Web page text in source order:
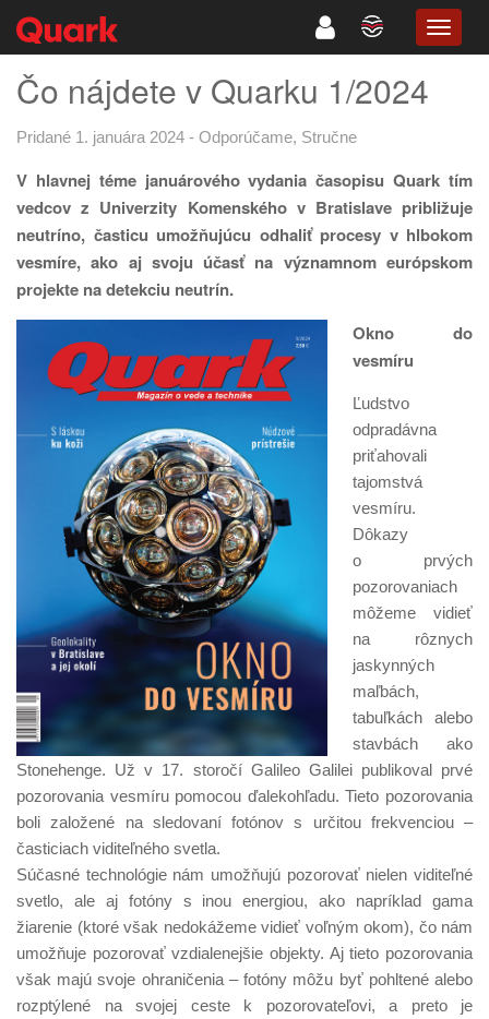
Čo nájdete v Quarku 1/2024
Pridané 1. januára 2024 - Odporúčame, Stručne
V hlavnej téme januárového vydania časopisu Quark tím
vedcov z Univerzity Komenského v Bratislave približuje
neutríno, časticu umožňujúcu odhaliť procesy v hlbokom
vesmíre, ako aj svoju účasť na významnom európskom
projekte na detekciu neutrín.
Okno do
vesmíru
Ľudstvo
odpradávna
priťahovali
tajomstvá
vesmíru.
Dôkazy
o prvých
pozorovaniach
môžeme vidieť
na rôznych
jaskynných
maľbách,
tabuľkách alebo
stavbách ako
Stonehenge. Už v 17. storočí Galileo Galilei publikoval prvé
pozorovania vesmíru pomocou ďalekohľadu. Tieto pozorovania
boli založené na sledovaní fotónov s určitou frekvenciou –
časticiach viditeľného svetla.
Súčasné technológie nám umožňujú pozorovať nielen viditeľné
svetlo, ale aj fotóny s inou energiou, ako napríklad gama
žiarenie (ktoré však nedokážeme vidieť voľným okom), čo nám
umožňuje pozorovať vzdialenejšie objekty. Aj tieto pozorovania
však majú svoje ohraničenia – fotóny môžu byť pohltené alebo
rozptýlené na svojej ceste k pozorovateľovi, a preto je